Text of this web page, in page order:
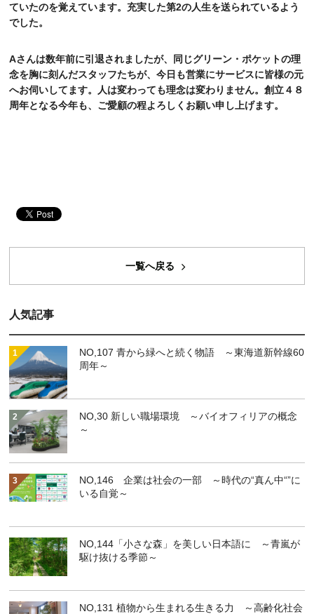
ていたのを覚えています。充実した第2の人生を送られているよう
でした。
Aさんは数年前に引退されましたが、同じグリーン・ポケットの理
念を胸に刻んだスタッフたちが、今日も営業にサービスに皆様の元
へお伺いしてます。人は変わっても理念は変わりません。創立４８
周年となる今年も、ご愛顧の程よろしくお願い申し上げます。
一覧へ戻る
人気記事
NO,107 青から緑へと続く物語 ～東海道新幹線60
周年～
NO,30 新しい職場環境 ～バイオフィリアの概念
～
NO,146 企業は社会の一部 ～時代の“真ん中“”に
いる自覚～
NO,144「小さな森」を美しい日本語に ～青嵐が
駆け抜ける季節～
NO,131 植物から生まれる生きる力 ～高齢化社会